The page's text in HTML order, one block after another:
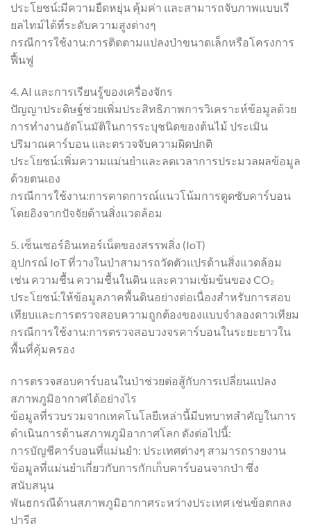
ประโยชน์:มีความยืดหยุ่น คุ้มค่า และสามารถจับภาพแบบเรี
ยลไทม์ได้ที่ระดับความสูงต่างๆ
กรณีการใช้งาน:การติดตามแปลงป่าขนาดเล็กหรือโครงการ
ฟื้นฟู
4. AI และการเรียนรู้ของเครื่องจักร
ปัญญาประดิษฐ์ช่วยเพิ่มประสิทธิภาพการวิเคราะห์ข้อมูลด้วย
การทำงานอัตโนมัติในการระบุชนิดของต้นไม้ ประเมิน
ปริมาณคาร์บอน และตรวจจับความผิดปกติ
ประโยชน์:เพิ่มความแม่นยำและลดเวลาการประมวลผลข้อมูล
ด้วยตนเอง
กรณีการใช้งาน:การคาดการณ์แนวโน้มการดูดซับคาร์บอน
โดยอิงจากปัจจัยด้านสิ่งแวดล้อม
5. เซ็นเซอร์อินเทอร์เน็ตของสรรพสิ่ง (IoT)
อุปกรณ์ IoT ที่วางในป่าสามารถวัดตัวแปรด้านสิ่งแวดล้อม
เช่น ความชื้น ความชื้นในดิน และความเข้มข้นของ CO₂
ประโยชน์:ให้ข้อมูลภาคพื้นดินอย่างต่อเนื่องสำหรับการสอบ
เทียบและการตรวจสอบความถูกต้องของแบบจำลองดาวเทียม
กรณีการใช้งาน:การตรวจสอบวงจรคาร์บอนในระยะยาวใน
พื้นที่คุ้มครอง
การตรวจสอบคาร์บอนในป่าช่วยต่อสู้กับการเปลี่ยนแปลง
สภาพภูมิอากาศได้อย่างไร
ข้อมูลที่รวบรวมจากเทคโนโลยีเหล่านี้มีบทบาทสำคัญในการ
ดำเนินการด้านสภาพภูมิอากาศโลก ดังต่อไปนี้:
การบัญชีคาร์บอนที่แม่นยำ: ประเทศต่างๆ สามารถรายงาน
ข้อมูลที่แม่นยำเกี่ยวกับการกักเก็บคาร์บอนจากป่า ซึ่ง
สนับสนุน
พันธกรณีด้านสภาพภูมิอากาศระหว่างประเทศ เช่นข้อตกลง
ปารีส